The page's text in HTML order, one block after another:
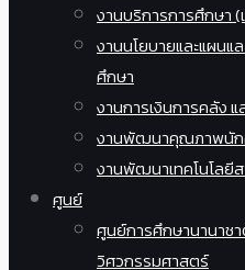
งานบริการการศึกษา (
งานนโยบายและแผน
ศึกษา
งานการเงินการคลัง
งานพัฒนาคุณภาพนัก
งานพัฒนาเทคโนโลยี
ศูนย์
ศูนย์การศึกษานานาช
วิศวกรรมศาสตร์